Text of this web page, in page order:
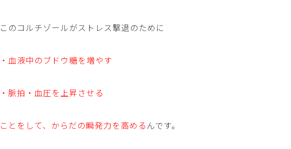
このコルチゾールがストレス撃退のために
・血液中のブドウ糖を増やす
・脈拍・血圧を上昇させる
ことをして、からだの瞬発力を高めるんです。